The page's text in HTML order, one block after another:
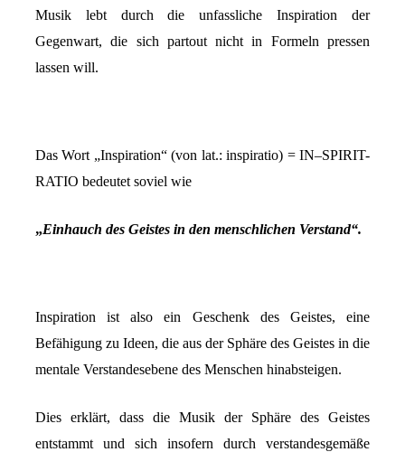
Musik lebt durch die unfassliche Inspiration der
Gegenwart, die sich partout nicht in Formeln pressen
lassen will.
Das Wort „Inspiration“ (von lat.: inspiratio) = IN–SPIRIT-
RATIO bedeutet soviel wie
„Einhauch des Geistes in den menschlichen Verstand“.
Inspiration ist also ein Geschenk des Geistes, eine
Befähigung zu Ideen, die aus der Sphäre des Geistes in die
mentale Verstandesebene des Menschen hinabsteigen.
Dies erklärt, dass die Musik der Sphäre des Geistes
entstammt und sich insofern durch verstandesgemäße